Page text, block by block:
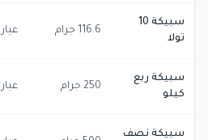
سبيكة 10
تولا
116.6 جرام عيار 24
سبيكة ربع
كيلو
250 جرام عيار 24
سبيكة نصف